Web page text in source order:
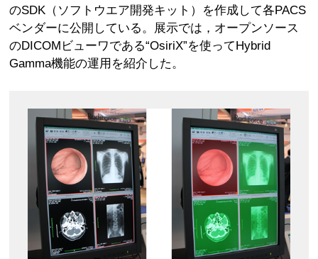
のSDK（ソフトウエア開発キット）を作成して各PACS
ベンダーに公開している。展示では，オープンソース
のDICOMビューワである“OsiriX”を使ってHybrid
Gamma機能の運用を紹介した。